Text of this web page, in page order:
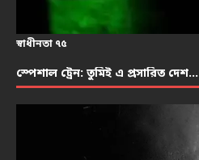
স্বাধীনতা ৭৫
স্পেশাল ট্রেন: তুমিই এ প্রসারিত দেশ…